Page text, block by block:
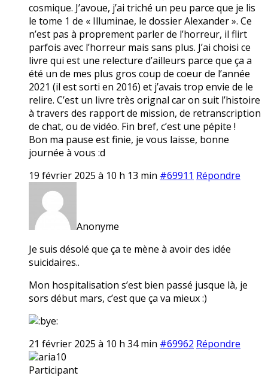
cosmique. J’avoue, j’ai triché un peu parce que je lis
le tome 1 de « Illuminae, le dossier Alexander ». Ce
n’est pas à proprement parler de l’horreur, il flirt
parfois avec l’horreur mais sans plus. J’ai choisi ce
livre qui est une relecture d’ailleurs parce que ça a
été un de mes plus gros coup de coeur de l’année
2021 (il est sorti en 2016) et j’avais trop envie de le
relire. C’est un livre très orignal car on suit l’histoire
à travers des rapport de mission, de retranscription
de chat, ou de vidéo. Fin bref, c’est une pépite !
Bon ma pause est finie, je vous laisse, bonne
journée à vous :d
19 février 2025 à 10 h 13 min #69911 Répondre
Anonyme
Je suis désolé que ça te mène à avoir des idée
suicidaires..
Mon hospitalisation s’est bien passé jusque là, je
sors début mars, c’est que ça va mieux :)
21 février 2025 à 10 h 34 min #69962 Répondre
aria10
Participant